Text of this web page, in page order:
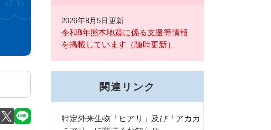
2026年8月5日更新
令和8年熊本地震に係る支援等情報
を掲載しています（随時更新）
関連リンク
特定外来生物「ヒアリ」及び「アカカ